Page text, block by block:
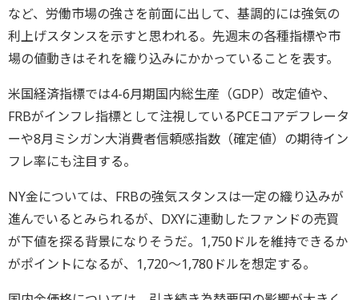
など、労働市場の強さを前面に出して、基調的には強気の
利上げスタンスを示すと思われる。先週末の各種指標や市
場の値動きはそれを織り込みにかかっていることを表す。
米国経済指標では4-6月期国内総生産（GDP）改定値や、
FRBがインフレ指標として注視しているPCEコアデフレータ
ーや8月ミシガン大消費者信頼感指数（確定値）の期待イン
フレ率にも注目する。
NY金については、FRBの強気スタンスは一定の織り込みが
進んでいるとみられるが、DXYに連動したファンドの売買
が下値を探る背景になりそうだ。1,750ドルを維持できるか
がポイントになるが、1,720～1,780ドルを想定する。